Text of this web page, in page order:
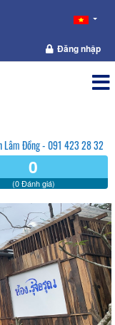
Đăng nhập
Lâm Đồng - 091 423 28 32
0
(0 Đánh giá)